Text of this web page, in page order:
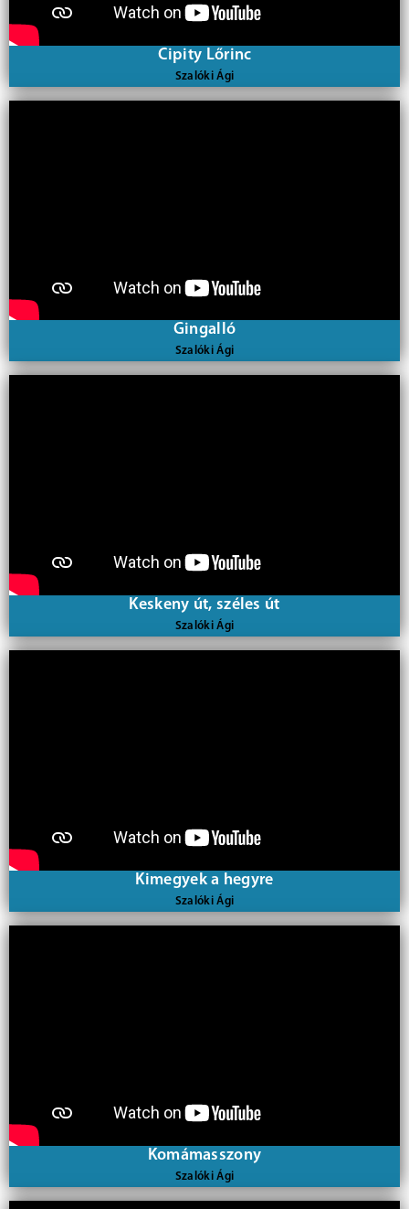
Cipity Lőrinc
Szalóki Ági
Gingalló
Szalóki Ági
Keskeny út, széles út
Szalóki Ági
Kimegyek a hegyre
Szalóki Ági
Komámasszony
Szalóki Ági